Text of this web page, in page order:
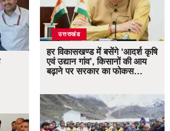
उत्तराखंड
हर विकासखण्ड में बसेंगे ‘आदर्श कृषि
एवं उद्यान गांव’, किसानों की आय
बढ़ाने पर सरकार का फोकस…